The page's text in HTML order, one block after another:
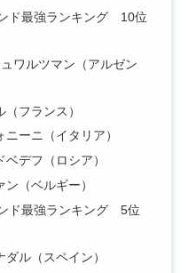
ド最強ランキング 10位
ワルツマン（アルゼン
フランス）
ーニ（イタリア）
デフ（ロシア）
（ベルギー）
ド最強ランキング 5位
ル（スペイン）